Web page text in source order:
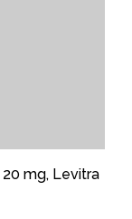
mg, Levitra